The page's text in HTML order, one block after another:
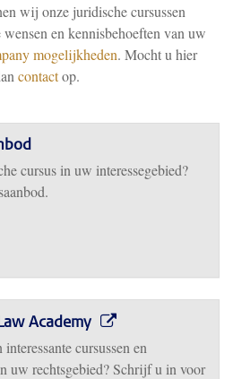
wij onze juridische cursussen
en kennisbehoeften van uw
mogelijkheden. Mocht u hier
contactop.
cursus in uw interessegebied?
Academy
cursussen en
uw rechtsgebied? Schrijf u in voor